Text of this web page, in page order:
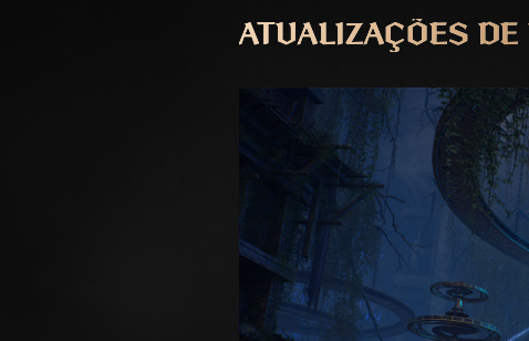
ATUALIZAÇÕES